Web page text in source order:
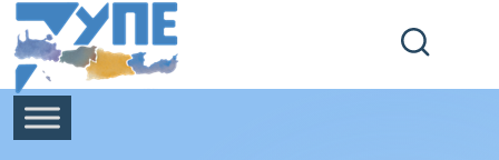
End Header Section -->